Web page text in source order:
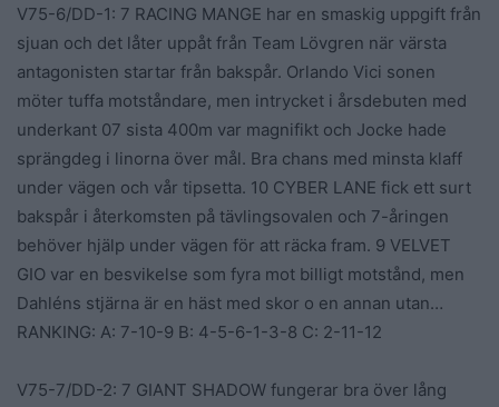
V75-6/DD-1: 7 RACING MANGE har en smaskig uppgift från
sjuan och det låter uppåt från Team Lövgren när värsta
antagonisten startar från bakspår. Orlando Vici sonen
möter tuffa motståndare, men intrycket i årsdebuten med
underkant 07 sista 400m var magnifikt och Jocke hade
sprängdeg i linorna över mål. Bra chans med minsta klaff
under vägen och vår tipsetta. 10 CYBER LANE fick ett surt
bakspår i återkomsten på tävlingsovalen och 7-åringen
behöver hjälp under vägen för att räcka fram. 9 VELVET
GIO var en besvikelse som fyra mot billigt motstånd, men
Dahléns stjärna är en häst med skor o en annan utan…
RANKING: A: 7-10-9 B: 4-5-6-1-3-8 C: 2-11-12
V75-7/DD-2: 7 GIANT SHADOW fungerar bra över lång